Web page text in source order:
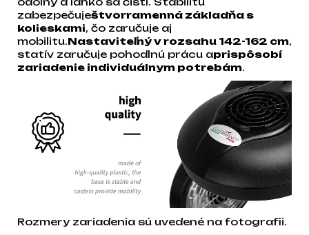
zabezpečuještvorramenná základňa s
kolieskami, čo zaručuje aj
mobilitu.Nastaviteľný v rozsahu 142-162 cm,
statív zaručuje pohodlnú prácu aprispôsobí
zariadenie individuálnym potrebám.
Rozmery zariadenia sú uvedené na fotografii.